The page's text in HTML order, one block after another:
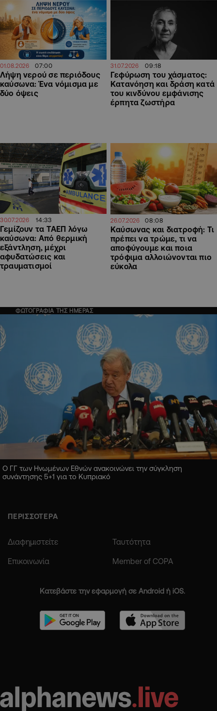
01.08.2026 07:00
Λήψη νερού σε περιόδους
καύσωνα: Ένα νόμισμα με
δύο όψεις
31.07.2026 09:18
Γεφύρωση του χάσματος:
Κατανόηση και δράση κατά
του κινδύνου εμφάνισης
έρπητα ζωστήρα
30.07.2026 14:33
Γεμίζουν τα ΤΑΕΠ λόγω
καύσωνα: Από θερμική
εξάντληση, μέχρι
αφυδατώσεις και
τραυματισμοί
26.07.2026 08:08
Καύσωνας και διατροφή: Τι
πρέπει να τρώμε, τι να
αποφύγουμε και ποια
τρόφιμα αλλοιώνονται πιο
εύκολα
ΦΩΤΟΓΡΑΦΙΑ ΤΗΣ ΗΜΕΡΑΣ
Ο ΓΓ των Ηνωμένων Εθνών ανακοινώνει την σύγκληση
συνάντησης 5+1 για το Κυπριακό
ΠΕΡΙΣΣΟΤΕΡΑ
Διαφημιστείτε Ταυτότητα
Επικοινωνία Member of COPA
Κατεβάστε την εφαρμογή σε Android ή iOS.